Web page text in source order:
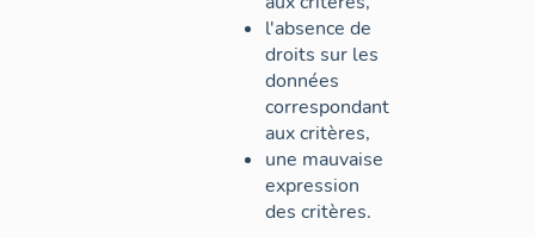
l'absence de
droits sur les
données
correspondant
aux critères,
une mauvaise
expression
des critères.